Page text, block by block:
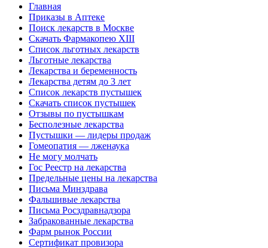
Главная
Приказы в Аптеке
Поиск лекарств в Москве
Скачать Фармакопею XIII
Список льготных лекарств
Льготные лекарства
Лекарства и беременность
Лекарства детям до 3 лет
Список лекарств пустышек
Скачать список пустышек
Отзывы по пустышкам
Бесполезные лекарства
Пустышки — лидеры продаж
Гомеопатия — лженаука
Не могу молчать
Гос Реестр на лекарства
Предельные цены на лекарства
Письма Минздрава
Фальшивые лекарства
Письма Росздравнадзора
Забракованные лекарства
Фарм рынок России
Сертификат провизора